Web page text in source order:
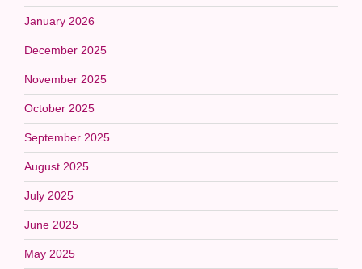
January 2026
December 2025
November 2025
October 2025
September 2025
August 2025
July 2025
June 2025
May 2025